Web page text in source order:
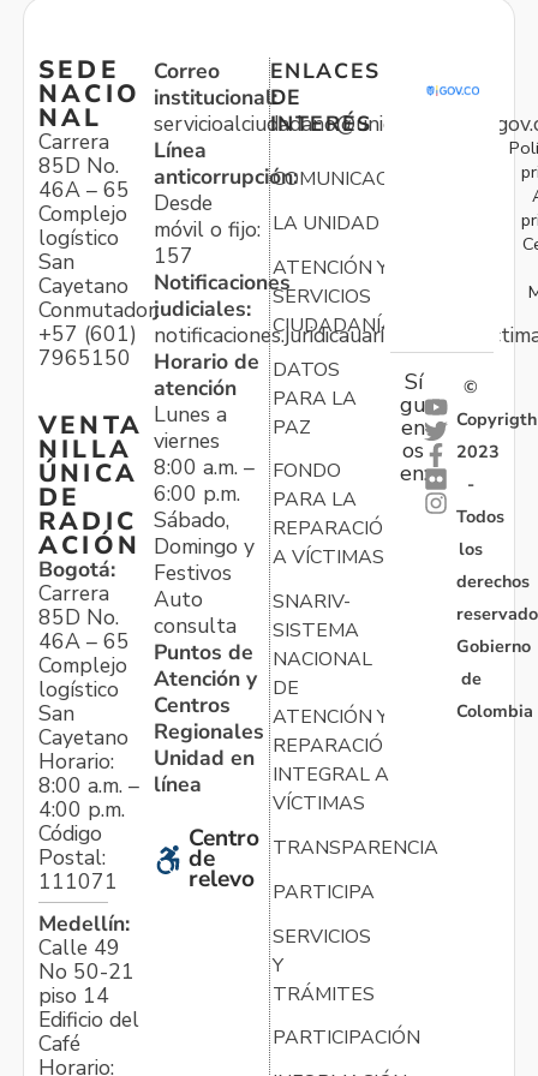
SEDE
NACIO
NAL
Carrera
85D No.
46A – 65
Complejo
logístico
San
Cayetano
Conmutador:
+57 (601)
7965150
VENTA
NILLA
ÚNICA
DE
RADIC
ACIÓN
Bogotá:
Carrera
85D No.
46A – 65
Complejo
logístico
San
Cayetano
Horario:
8:00 a.m. –
4:00 p.m.
Código
Postal:
111071
Medellín:
Calle 49
No 50-21
piso 14
Edificio del
Café
Horario:
Correo
institucional:
Línea
anticorrupción:
Desde
móvil o fijo:
157
Notificaciones
judiciales:
Horario de
atención
Lunes a
viernes
8:00 a.m. –
6:00 p.m.
Sábado,
Domingo y
Festivos
Auto
consulta
Puntos de
Atención y
Centros
Regionales
Unidad en
línea
Centro
de
relevo
ENLACES
DE
INTERÉS
COMUNICACIONES
LA UNIDAD
ATENCIÓN Y
SERVICIOS
CIUDADANÍA
DATOS
PARA LA
PAZ
FONDO
PARA LA
REPARACIÓN
A VÍCTIMAS
SNARIV-
SISTEMA
NACIONAL
DE
ATENCIÓN Y
REPARACIÓN
INTEGRAL A
VÍCTIMAS
TRANSPARENCIA
PARTICIPA
SERVICIOS
Y
TRÁMITES
PARTICIPACIÓN
Sí
gu
en
os
en:
©
Copyrigth
2023
-
Todos
los
derechos
Gobierno
de
Colombia